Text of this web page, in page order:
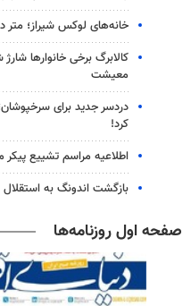
خانه‌های لوکس شیراز؛ متر
کالابرگ برخی خانوارها
معیشت
دردسر جدید برای
کرد!
اطلاعیه مراسم تشییع پیکر
بازگشت اندونگ به
صفحه اول روزنامه‌ها